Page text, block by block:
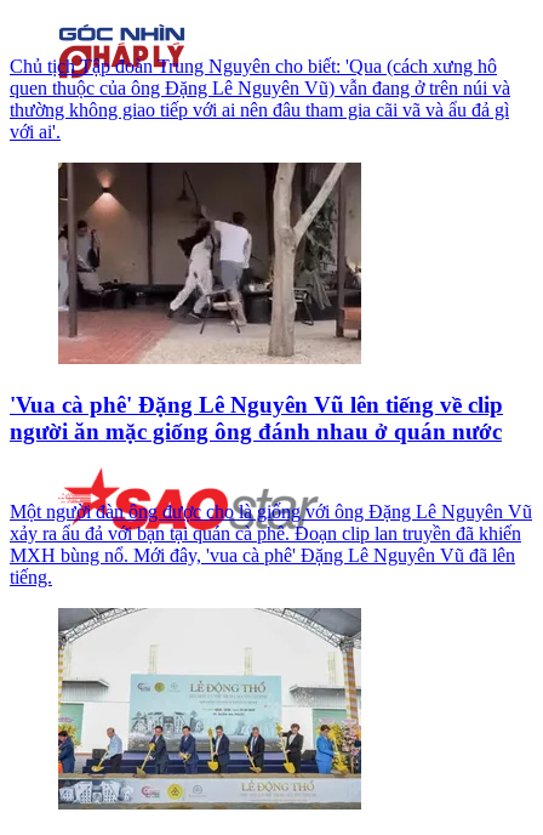
Chủ tịch Tập đoàn Trung Nguyên cho biết: 'Qua (cách xưng hô
quen thuộc của ông Đặng Lê Nguyên Vũ) vẫn đang ở trên núi và
thường không giao tiếp với ai nên đâu tham gia cãi vã và ẩu đả gì
với ai'.
'Vua cà phê' Đặng Lê Nguyên Vũ lên tiếng về clip
người ăn mặc giống ông đánh nhau ở quán nước
Một người đàn ông được cho là giống với ông Đặng Lê Nguyên Vũ
xảy ra ẩu đả với bạn tại quán cà phê. Đoạn clip lan truyền đã khiến
MXH bùng nổ. Mới đây, 'vua cà phê' Đặng Lê Nguyên Vũ đã lên
tiếng.